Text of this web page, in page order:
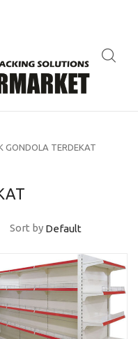
GONDOLA TERDEKAT
Sort by